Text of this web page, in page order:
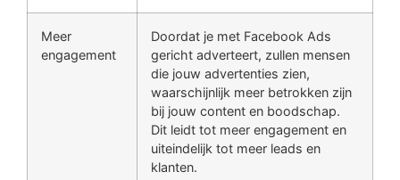
Meer
engagement
Doordat je met Facebook Ads
gericht adverteert, zullen mensen
die jouw advertenties zien,
waarschijnlijk meer betrokken zijn
bij jouw content en boodschap.
Dit leidt tot meer engagement en
uiteindelijk tot meer leads en
klanten.